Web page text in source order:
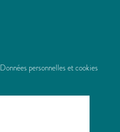
Données personnelles et cookies